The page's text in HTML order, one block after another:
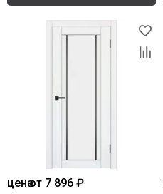
ценаот 7 896 ₽